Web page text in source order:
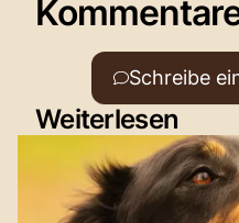
Schreibe
Weiterlesen